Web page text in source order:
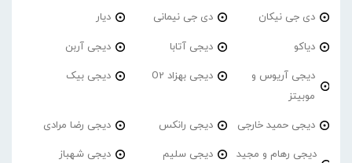
دی جی نیکان دی جی نیمانی دیار
دیاکو دیجی آتابا دیجی آربن
دیجی آریوس و
موبیتز
دیجی بهزاد O2 دیجی بیک
دیجی حمید خارجی دیجی رانکس دیجی رضا مرادی
دیجی رهام و مجید
دیجی سلیم دیجی شهباز